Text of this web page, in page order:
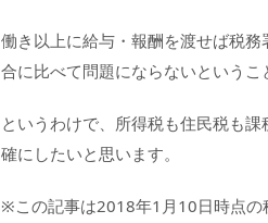
働き以上に給与・報酬を渡せば税
合に比べて問題にならないというこ
というわけで、所得税も住民税も
確にしたいと思います。
※この記事は2018年1月10日時点の